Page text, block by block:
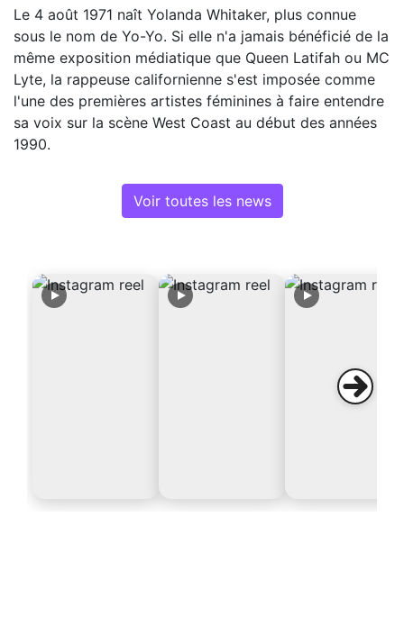
Le 4 août 1971 naît Yolanda Whitaker, plus connue
sous le nom de Yo-Yo. Si elle n'a jamais bénéficié de la
même exposition médiatique que Queen Latifah ou MC
Lyte, la rappeuse californienne s'est imposée comme
l'une des premières artistes féminines à faire entendre
sa voix sur la scène West Coast au début des années
1990.
Voir toutes les news